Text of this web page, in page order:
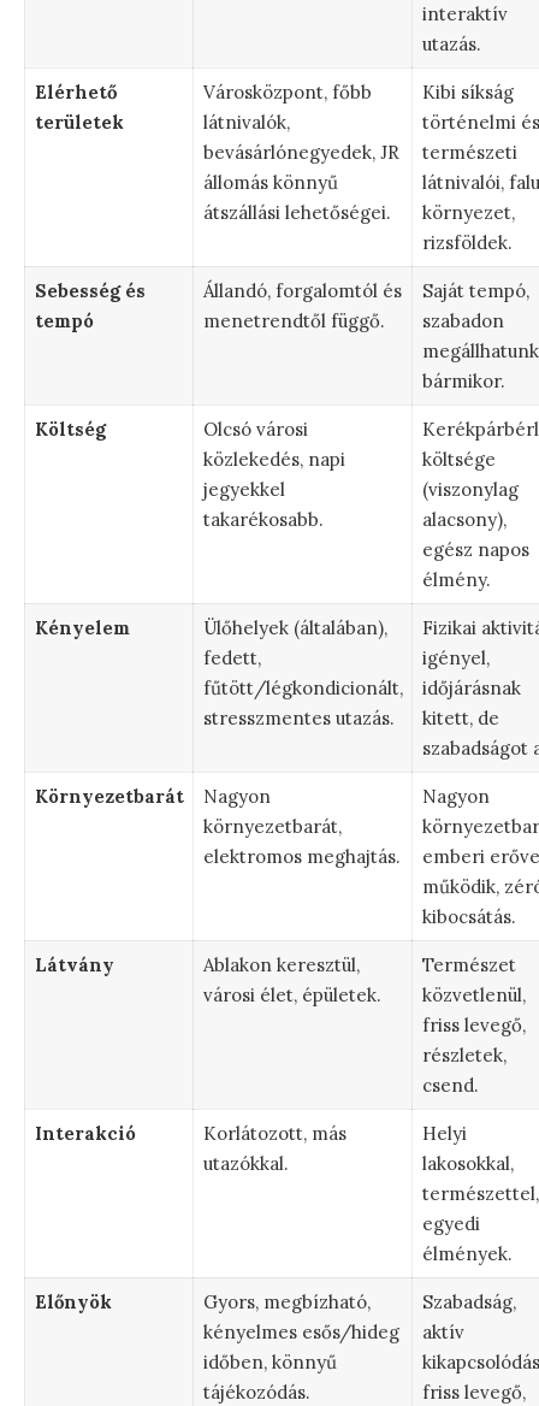
interaktív
utazás.
Elérhető
területek
Városközpont, főbb
látnivalók,
bevásárlónegyedek, JR
állomás könnyű
átszállási lehetőségei.
Kibi síkság
történelmi és
természeti
látnivalói,
környezet,
rizsföldek.
Sebesség és
tempó
Állandó, forgalomtól és
menetrendtől függő.
Saját tempó,
szabadon
megállhatunk
bármikor.
Költség
Olcsó városi
közlekedés, napi
jegyekkel
takarékosabb.
költsége
(viszonylag
alacsony),
egész napos
élmény.
Kényelem
Ülőhelyek (általában),
fedett,
fűtött/légkondicionált,
stresszmentes utazás.
Fizikai
igényel,
időjárásnak
kitett, de
szabadságot
Környezetbarát
Nagyon
környezetbarát,
elektromos meghajtás.
Nagyon
emberi
működik,
kibocsátás.
Látvány
Ablakon keresztül,
városi élet, épületek.
Természet
közvetlenül,
friss levegő,
részletek,
csend.
Interakció
Korlátozott, más
utazókkal.
Helyi
lakosokkal,
természettel,
egyedi
élmények.
Előnyök
Gyors, megbízható,
kényelmes esős/hideg
időben, könnyű
tájékozódás.
Szabadság,
aktív
friss levegő,